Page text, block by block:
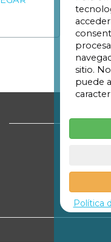
sitio.
puede
Política